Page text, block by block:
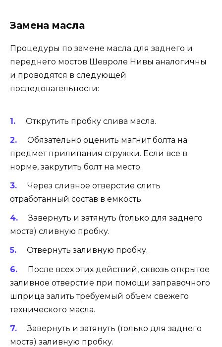
Замена масла
Процедуры по замене масла для заднего и
переднего мостов Шевроле Нивы аналогичны
и проводятся в следующей
последовательности:
Открутить пробку слива масла.
Обязательно оценить магнит болта на
предмет прилипания стружки. Если все в
норме, закрутить болт на место.
Через сливное отверстие слить
отработанный состав в емкость.
Завернуть и затянуть (только для заднего
моста) сливную пробку.
Отвернуть заливную пробку.
После всех этих действий, сквозь открытое
заливное отверстие при помощи заправочного
шприца залить требуемый объем свежего
технического масла.
Завернуть и затянуть (только для заднего
моста) заливную пробку.